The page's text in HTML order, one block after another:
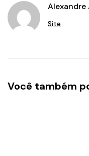
Site
Você também